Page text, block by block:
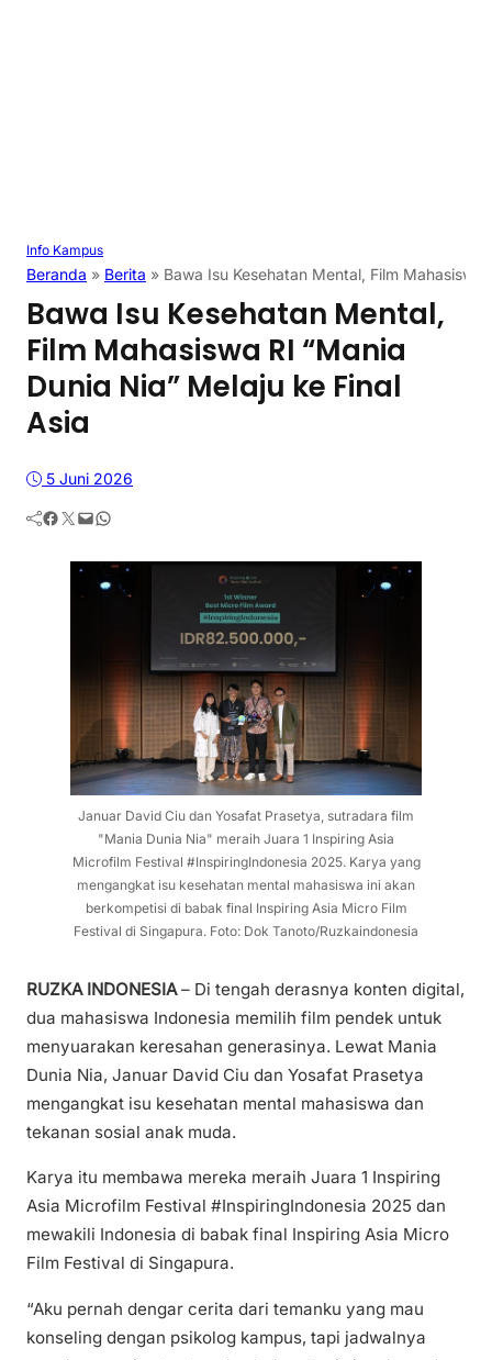
Info Kampus
Beranda » Berita » Bawa Isu Kesehatan Mental, Film Mahasiswa
Bawa Isu Kesehatan Mental,
Film Mahasiswa RI “Mania
Dunia Nia” Melaju ke Final
Asia
5 Juni 2026
Facebook Twitter Mail WhatsApp
Januar David Ciu dan Yosafat Prasetya, sutradara film
"Mania Dunia Nia" meraih Juara 1 Inspiring Asia
Microfilm Festival #InspiringIndonesia 2025. Karya yang
mengangkat isu kesehatan mental mahasiswa ini akan
berkompetisi di babak final Inspiring Asia Micro Film
Festival di Singapura. Foto: Dok Tanoto/Ruzkaindonesia
RUZKA INDONESIA– Di tengah derasnya konten digital,
dua mahasiswa Indonesia memilih film pendek untuk
menyuarakan keresahan generasinya. Lewat Mania
Dunia Nia, Januar David Ciu dan Yosafat Prasetya
mengangkat isu kesehatan mental mahasiswa dan
tekanan sosial anak muda.
Karya itu membawa mereka meraih Juara 1 Inspiring
Asia Microfilm Festival #InspiringIndonesia 2025 dan
mewakili Indonesia di babak final Inspiring Asia Micro
Film Festival di Singapura.
“Aku pernah dengar cerita dari temanku yang mau
konseling dengan psikolog kampus, tapi jadwalnya